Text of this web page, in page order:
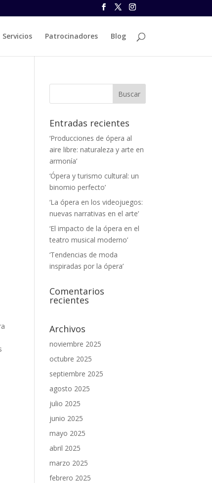
Servicios Patrocinadores Blog
Entradas recientes
‘Producciones de ópera al
aire libre: naturaleza y arte en
armonía’
‘Ópera y turismo cultural: un
binomio perfecto’
‘La ópera en los videojuegos:
nuevas narrativas en el arte’
‘El impacto de la ópera en el
teatro musical moderno’
‘Tendencias de moda
inspiradas por la ópera’
Comentarios
recientes
Archivos
noviembre 2025
octubre 2025
septiembre 2025
agosto 2025
julio 2025
junio 2025
mayo 2025
abril 2025
marzo 2025
febrero 2025